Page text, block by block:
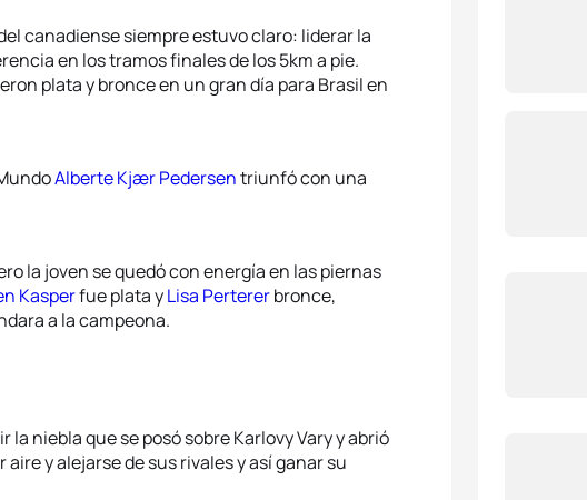
canadiense siempre estuvo claro: liderar la
en los tramos finales de los 5km a pie.
plata y bronce en un gran día para Brasil en
Alberte Kjær Pedersentriunfó con una
la joven se quedó con energía en las piernas
Kasperfue plata yLisa Pertererbronce,
a la campeona.
la niebla que se posó sobre Karlovy Vary y abrió
y alejarse de sus rivales y así ganar su